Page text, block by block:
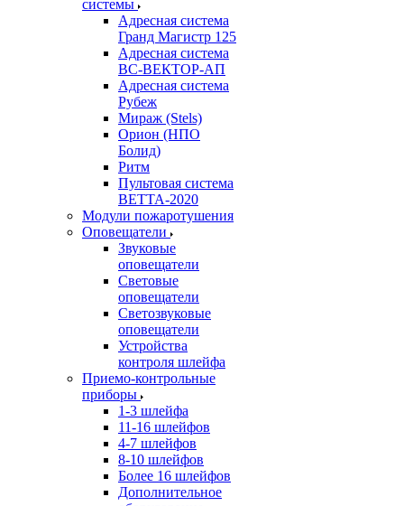
системы
Адресная система
Гранд Магистр 125
Адресная система
ВС-ВЕКТОР-АП
Адресная система
Рубеж
Мираж (Stels)
Орион (НПО
Болид)
Ритм
Пультовая система
ВЕТТА-2020
Модули пожаротушения
Оповещатели
Звуковые
оповещатели
Световые
оповещатели
Светозвуковые
оповещатели
Устройства
контроля шлейфа
Приемо-контрольные
приборы
1-3 шлейфа
11-16 шлейфов
4-7 шлейфов
8-10 шлейфов
Более 16 шлейфов
Дополнительное